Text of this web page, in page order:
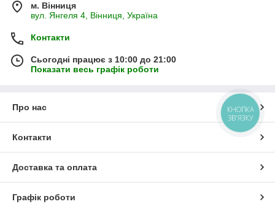
м. Вінниця
вул. Янгеля 4, Вінниця, Україна
Контакти
Сьогодні працює з 10:00 до 21:00
Показати весь графік роботи
Про нас
Контакти
Доставка та оплата
Графік роботи
КНОПКА
ЗВ'ЯЗКУ